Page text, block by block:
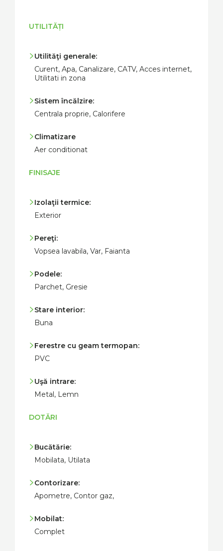
UTILITĂȚI
Utilităţi generale:
Curent, Apa, Canalizare, CATV, Acces internet,
Utilitati in zona
Sistem încălzire:
Centrala proprie, Calorifere
Climatizare
Aer conditionat
FINISAJE
Izolaţii termice:
Exterior
Pereţi:
Vopsea lavabila, Var, Faianta
Podele:
Parchet, Gresie
Stare interior:
Buna
Ferestre cu geam termopan:
PVC
Uşă intrare:
Metal, Lemn
DOTĂRI
Bucătărie:
Mobilata, Utilata
Contorizare:
Apometre, Contor gaz,
Mobilat:
Complet